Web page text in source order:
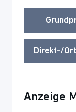
Direkt-/
Anzeige